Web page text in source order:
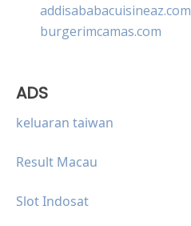
addisababacuisineaz.com
burgerimcamas.com
ADS
keluaran taiwan
Result Macau
Slot Indosat